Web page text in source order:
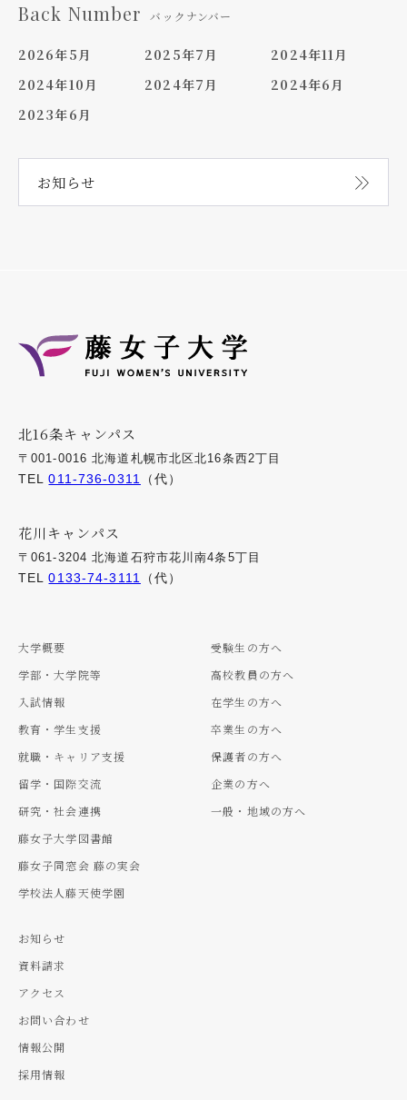
Back Number バックナンバー
2026年5月 2025年7月
2024年11月
2024年10月
2024年7月
2024年6月
2023年6月
お知らせ
北16条キャンパス
〒001-0016 北海道札幌市北区北16条西2丁目
TEL011-736-0311 （代）
花川キャンパス
〒061-3204 北海道石狩市花川南4条5丁目
TEL0133-74-3111 （代）
大学概要
学部・大学院等
入試情報
教育・学生支援
就職・キャリア支援
留学・国際交流
研究・社会連携
藤女子大学図書館
藤女子同窓会 藤の実会
学校法人藤天使学園
受験生の方へ
高校教員の方へ
在学生の方へ
卒業生の方へ
保護者の方へ
企業の方へ
一般・地域の方へ
お知らせ
資料請求
アクセス
お問い合わせ
情報公開
採用情報